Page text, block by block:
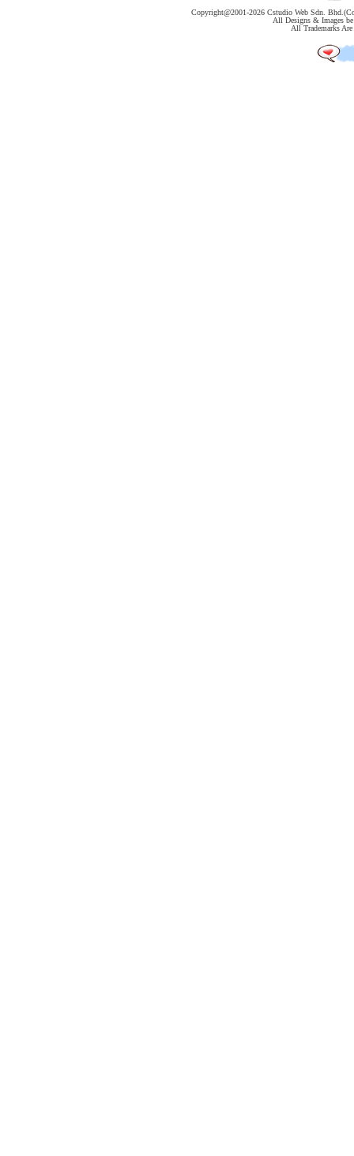
Copyright@2001-2026 Cstudio Web Sdn.
All Designs & Images
All Trademarks